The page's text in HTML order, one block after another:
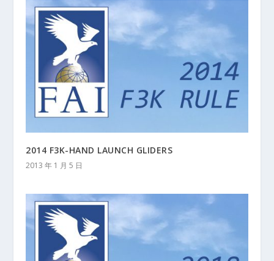
2014 F3K-HAND LAUNCH GLIDERS
2013 年 1 月 5 日